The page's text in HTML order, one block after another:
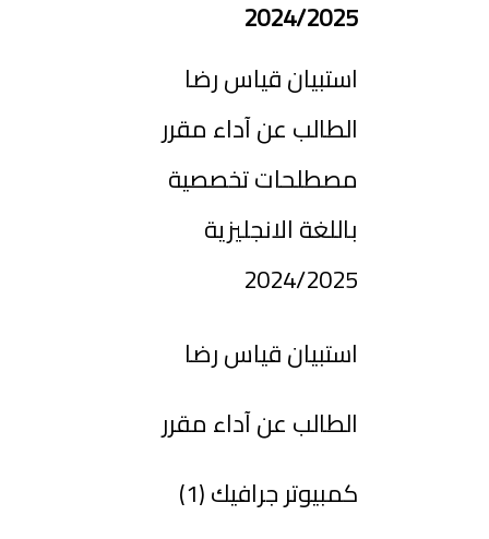
2024/2025
استبيان قياس رضا
الطالب عن آداء مقرر
مصطلحات تخصصية
باللغة الانجليزية
2024/2025
استبيان قياس رضا
الطالب عن آداء مقرر
كمبيوتر جرافيك (1)